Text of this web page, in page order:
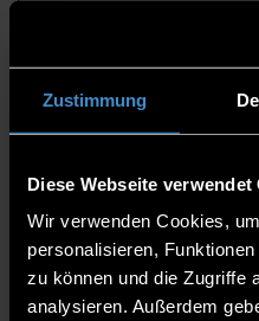
Zustimmung
Diese Webseite verwendet
Wir verwenden Cookies,
personalisieren,
zu können und die Zugriffe
analysieren. Außerdem
CHE
Spitzengruppe
Details &
Bewerbungszeitraum
15.04. - 15.09.